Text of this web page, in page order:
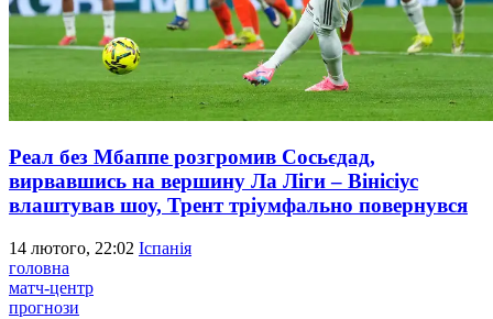
Реал без Мбаппе розгромив Сосьєдад,
вирвавшись на вершину Ла Ліги – Вінісіус
влаштував шоу, Трент тріумфально повернувся
14 лютого, 22:02 Іспанія
головна
матч-центр
прогнози